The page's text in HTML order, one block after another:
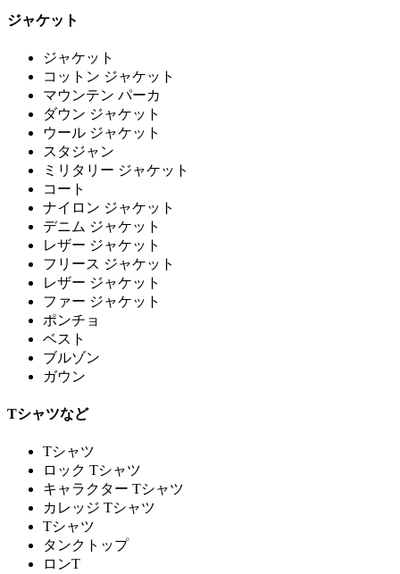
ジャケット
ジャケット
コットン ジャケット
マウンテン パーカ
ダウン ジャケット
ウール ジャケット
スタジャン
ミリタリー ジャケット
コート
ナイロン ジャケット
デニム ジャケット
レザー ジャケット
フリース ジャケット
レザー ジャケット
ファー ジャケット
ポンチョ
ベスト
ブルゾン
ガウン
Tシャツなど
Tシャツ
ロック Tシャツ
キャラクター Tシャツ
カレッジ Tシャツ
Tシャツ
タンクトップ
ロンT